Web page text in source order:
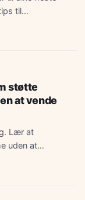
til…
støtte
at vende
Lær at
uden at